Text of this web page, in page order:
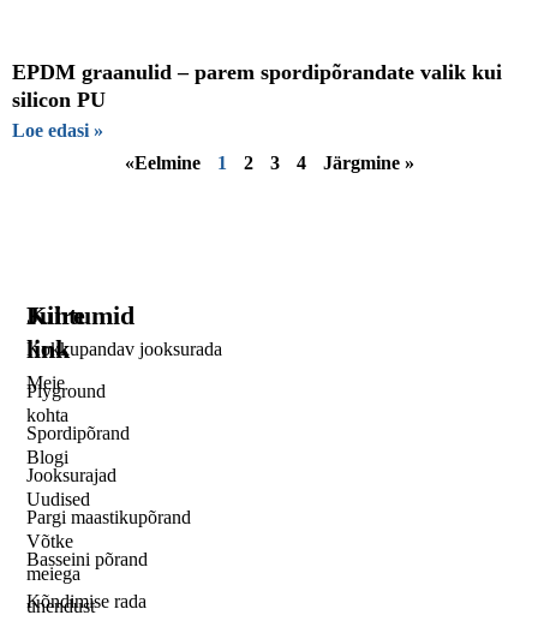
EPDM graanulid – parem spordipõrandate valik kui
silicon PU
Loe edasi »
«Eelmine 1 2 3 4 Järgmine »
Kiire
link
Meie
kohta
Blogi
Uudised
Võtke
meiega
ühendust
Juhtumid
Kokkupandav jooksurada
Plyground
Spordipõrand
Jooksurajad
Pargi maastikupõrand
Basseini põrand
Kõndimise rada